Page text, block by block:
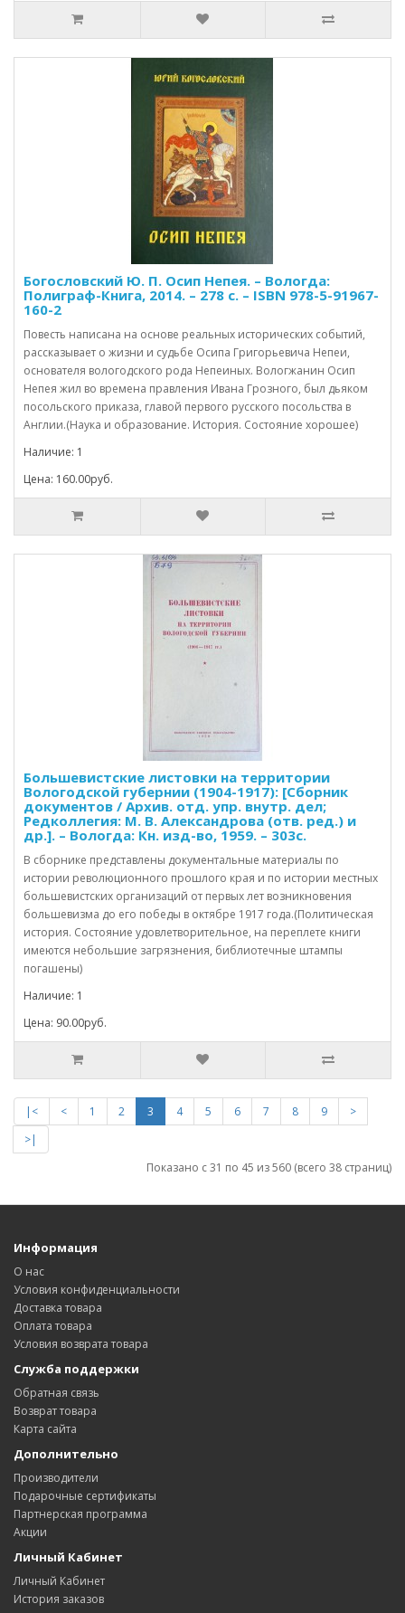
Богословский Ю. П. Осип Непея. – Вологда:
Полиграф-Книга, 2014. – 278 с. – ISBN 978-5-91967-
160-2
Повесть написана на основе реальных исторических событий,
рассказывает о жизни и судьбе Осипа Григорьевича Непеи,
основателя вологодского рода Непеиных. Вологжанин Осип
Непея жил во времена правления Ивана Грозного, был дьяком
посольского приказа, главой первого русского посольства в
Англии.(Наука и образование. История. Состояние хорошее)
Наличие: 1
Цена: 160.00руб.
Большевистские листовки на территории
Вологодской губернии (1904-1917): [Сборник
документов / Архив. отд. упр. внутр. дел;
Редколлегия: М. В. Александрова (отв. ред.) и
др.]. – Вологда: Кн. изд-во, 1959. – 303с.
В сборнике представлены документальные материалы по
истории революционного прошлого края и по истории местных
большевистских организаций от первых лет возникновения
большевизма до его победы в октябре 1917 года.(Политическая
история. Состояние удовлетворительное, на переплете книги
имеются небольшие загрязнения, библиотечные штампы
погашены)
Наличие: 1
Цена: 90.00руб.
|< < 1 2 3 4 5 6 7 8 9
>
>|
Показано с 31 по 45 из 560 (всего 38 страниц)
Информация
О нас
Условия конфиденциальности
Доставка товара
Оплата товара
Условия возврата товара
Служба поддержки
Обратная связь
Возврат товара
Карта сайта
Дополнительно
Производители
Подарочные сертификаты
Партнерская программа
Акции
Личный Кабинет
Личный Кабинет
История заказов